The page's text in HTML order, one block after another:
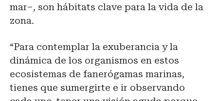
mar–, son hábitats clave para la vida de la
zona.
“Para contemplar la exuberancia y la
dinámica de los organismos en estos
ecosistemas de fanerógamas marinas,
tienes que sumergirte e ir observando